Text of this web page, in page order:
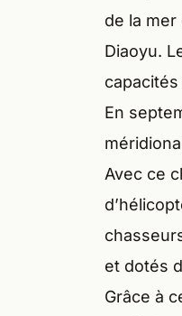
de la
Diaoyu.
En
Avec ce
et dotés
Grâce à